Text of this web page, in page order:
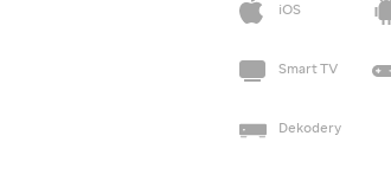
iOS
Smart TV
Dekodery